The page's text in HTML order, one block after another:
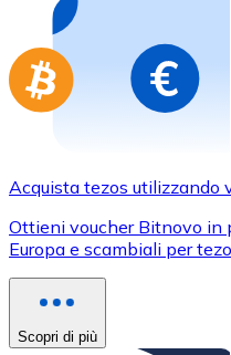
Vai al negozio di carte
Acquista tezos utilizzando
Ottieni voucher Bitnovo in
Europa e scambiali per
Scopri di più